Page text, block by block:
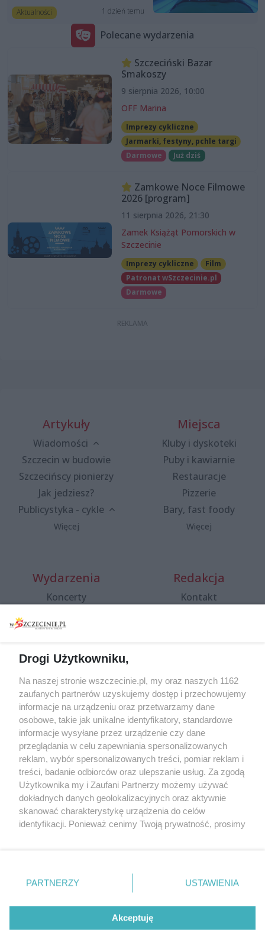
Aktualności 1 dzień temu
Polecane wydarzenia
Szczeciński Bazar
Smakoszy
9 sierpnia 2026, 10:00
OFF Marina
Imprezy cykliczne
Jarmarki, festyny, pchle targi
Darmowe
Już dziś
Zamkowe Noce Filmowe
2026 [program]
11 sierpnia 2026, 21:30
Zamek Książąt Pomorskich w
Szczecinie
Imprezy cykliczne
Film
Patronat wSzczecinie.pl
Darmowe
Artykuły
Wiadomości
Szczecin w budowie
Szczecińscy pionierzy
Jak jedziesz?
Publicystyka - cykle
Więcej
Miejsca
Kluby i dyskoteki
Puby i kawiarnie
Restauracje
Pizzerie
Bary, fast foody
Więcej
Wydarzenia
Koncerty
Spacery i oprowadzania
targi
Wernisaże
Więcej
Redakcja
Kontakt
Specjalny koncert z okazji
20. urodzin portalu
wSzczecinie.pl
Regulamin konkursów
śniadaniówka "Hej
Szczecin! Jest piątek!"
Partnerzy
Praca Szczecin
© 2026 wSzczecinie.pl
Created by GOD
Drogi Użytkowniku,
Na naszej stronie wszczecinie.pl, my oraz naszych 1162
zaufanych partnerów uzyskujemy dostęp i przechowujemy
informacje na urządzeniu oraz przetwarzamy dane
osobowe, takie jak unikalne identyfikatory, standardowe
informacje wysyłane przez urządzenie czy dane
przeglądania w celu zapewniania spersonalizowanych
reklam, wybór spersonalizowanych treści, pomiar reklam i
treści, badanie odbiorców oraz ulepszanie usług. Za zgodą
Użytkownika my i Zaufani Partnerzy możemy używać
dokładnych danych geolokalizacyjnych oraz aktywnie
skanować charakterystykę urządzenia do celów
identyfikacji. Ponieważ cenimy Twoją prywatność, prosimy
prywatności znajdujący się w lewym dolnym rogu strony
. Niektóre rodzaje przetwarzania danych nie wymagają
takiemu przetwarzaniu. Preferencje będą miały
zastosowania tylko na tej witrynie.
PARTNERZY USTAWIENIA
Akceptuję